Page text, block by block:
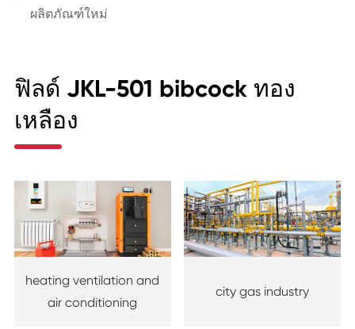
ผลิตภัณฑ์ใหม่
ฟิลด์ JKL-501 bibcock ทอง
เหลือง
heating ventilation and
air conditioning
city gas industry